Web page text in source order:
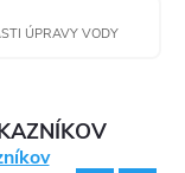
ÚPRAVY VODY